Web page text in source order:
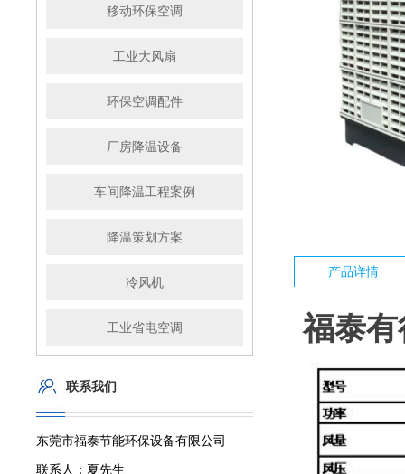
移动环保空调
工业大风扇
环保空调配件
厂房降温设备
车间降温工程案例
降温策划方案
冷风机
工业省电空调
联系我们
东莞市福泰节能环保设备有限公司
联系人：夏先生
产品详情
福泰